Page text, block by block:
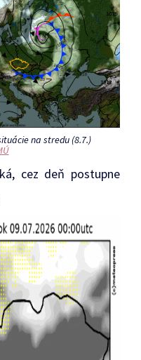
na stredu (8.7.)
cez deň postupne